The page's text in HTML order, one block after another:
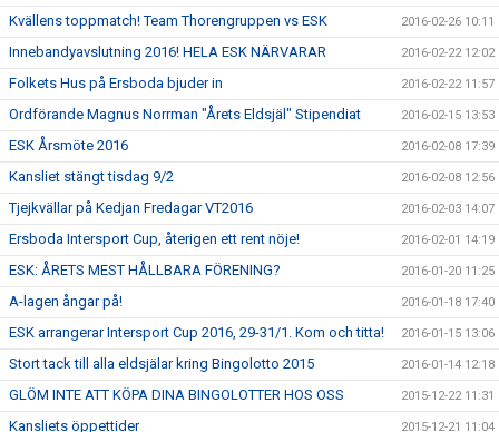
Kvällens toppmatch! Team Thorengruppen vs ESK 2016-02-26 10:11
Innebandyavslutning 2016! HELA ESK NÄRVARAR 2016-02-22 12:02
Folkets Hus på Ersboda bjuder in 2016-02-22 11:57
Ordförande Magnus Norrman "Årets Eldsjäl" Stipendiat 2016-02-15 13:53
ESK Årsmöte 2016 2016-02-08 17:39
Kansliet stängt tisdag 9/2 2016-02-08 12:56
Tjejkvällar på Kedjan Fredagar VT2016 2016-02-03 14:07
Ersboda Intersport Cup, återigen ett rent nöje! 2016-02-01 14:19
ESK: ÅRETS MEST HÅLLBARA FÖRENING? 2016-01-20 11:25
A-lagen ångar på! 2016-01-18 17:40
ESK arrangerar Intersport Cup 2016, 29-31/1. Kom och titta! 2016-01-15 13:06
Stort tack till alla eldsjälar kring Bingolotto 2015 2016-01-14 12:18
GLÖM INTE ATT KÖPA DINA BINGOLOTTER HOS OSS 2015-12-22 11:31
Kansliets öppettider 2015-12-21 11:04